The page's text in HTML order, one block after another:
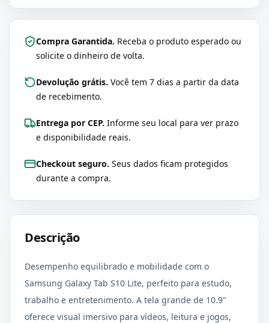
Compra Garantida. Receba o produto esperado ou
solicite o dinheiro de volta.
Devolução grátis. Você tem 7 dias a partir da data
de recebimento.
Entrega por CEP. Informe seu local para ver prazo
e disponibilidade reais.
Checkout seguro. Seus dados ficam protegidos
durante a compra.
Descrição
Desempenho equilibrado e mobilidade com o
Samsung Galaxy Tab S10 Lite, perfeito para estudo,
trabalho e entretenimento. A tela grande de 10.9"
oferece visual imersivo para vídeos, leitura e jogos,